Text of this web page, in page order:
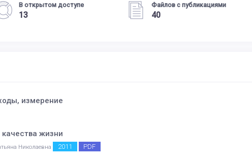
В открытом доступе
13
Файлов с публикациями
40
измерение
жизни
Николаевна 2011 PDF